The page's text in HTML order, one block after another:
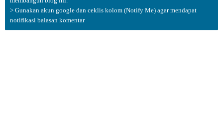
> Gunakan akun google dan ceklis kolom (Notify Me) agar mendapat
notifikasi balasan komentar